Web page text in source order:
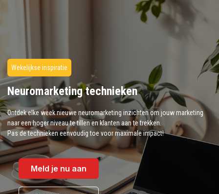
Wekelijkse inspiratie
Neuromarketing technieken
Ontdek elke week nieuwe neuromarketing inzichten om jouw marketing
naar een hoger niveau te tillen en klanten aan te trekken.
Pas de technieken eenvoudig toe voor maximale impact!
Meld je nu aan